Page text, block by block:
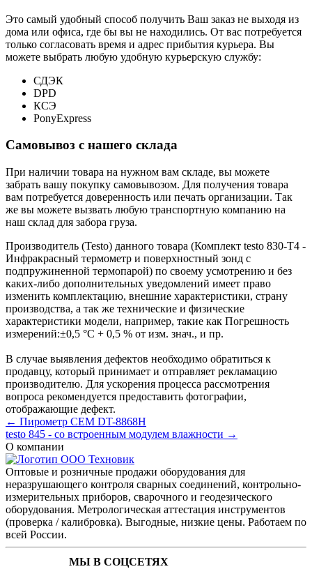
Это самый удобный способ получить Ваш заказ не выходя из
дома или офиса, где бы вы не находились. От вас потребуется
только согласовать время и адрес прибытия курьера. Вы
можете выбрать любую удобную курьерскую службу:
СДЭК
DPD
КСЭ
PonyExpress
Самовывоз с нашего склада
При наличии товара на нужном вам складе, вы можете
забрать вашу покупку самовывозом. Для получения товара
вам потребуется доверенность или печать организации. Так
же вы можете вызвать любую транспортную компанию на
наш склад для забора груза.
Производитель (Testo) данного товара (Комплект testo 830-T4 -
Инфракрасный термометр и поверхностный зонд с
подпружиненной термопарой) по своему усмотрению и без
каких-либо дополнительных уведомлений имеет право
изменить комплектацию, внешние характеристики, страну
производства, а так же технические и физические
характеристики модели, например, такие как Погрешность
измерений:±0,5 °C + 0,5 % от изм. знач., и пр.
В случае выявления дефектов необходимо обратиться к
продавцу, который принимает и отправляет рекламацию
производителю. Для ускорения процесса рассмотрения
вопроса рекомендуется предоставить фотографии,
отображающие дефект.
← Пирометр CEM DT-8868H
testo 845 - сo встроенным модулем влажности →
О компании
Оптовые и розничные продажи оборудования для
неразрушающего контроля сварных соединений, контрольно-
измерительных приборов, сварочного и геодезического
оборудования. Метрологическая аттестация инструментов
(проверка / калибровка). Выгодные, низкие цены. Работаем по
всей России.
МЫ В СОЦСЕТЯХ